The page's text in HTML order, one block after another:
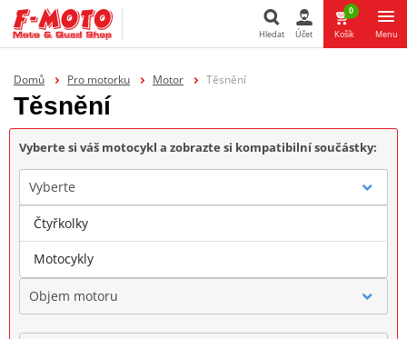
Hledat Účet
0
Košík Menu
Domů Pro motorku Motor Těsnění
Těsnění
Vyberte si váš motocykl a zobrazte si kompatibilní součástky:
Vyberte
Značka
Objem motoru
Čtyřkolky
Motocykly